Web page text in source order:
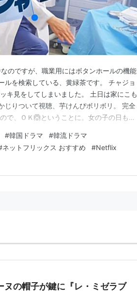
のですが、職業用にはボタンホールの機能
を検索している、黄緑茶です。 チャジョ
キ見をしてしまいました。 土日は家にこも
じりついて視聴、芋けんぴボリボリ。 完全
で、ＯＫ🙆ということに。女の子の日も大
で妊娠→ そのまま結婚し、子育てのために
た…
#韓国ドラマ #韓流ドラマ
ネットフリックス おすすめ #Netflix
の帽子が鍵に『レ・ミゼラブ